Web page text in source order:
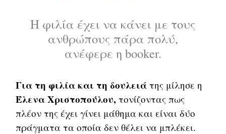
Η φιλία έχει να κάνει με τους
ανθρώπους πάρα πολύ,
ανέφερε η booker.
Για τη φιλία και τη δουλειά της μίλησε η
Έλενα Χριστοπούλου, τονίζοντας πως
πλέον της έχει γίνει μάθημα και είναι δύο
πράγματα τα οποία δεν θέλει να μπλέκει.